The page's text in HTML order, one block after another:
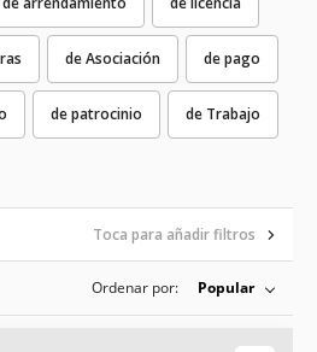
de Asociación de pago
de patrocinio de Trabajo
Toca para añadir filtros
Ordenar por: Popular